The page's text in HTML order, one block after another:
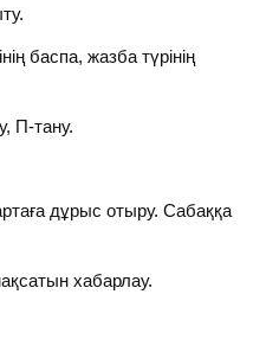
баспа, жазба түрінің
П-тану.
дұрыс отыру. Сабаққа
хабарлау.